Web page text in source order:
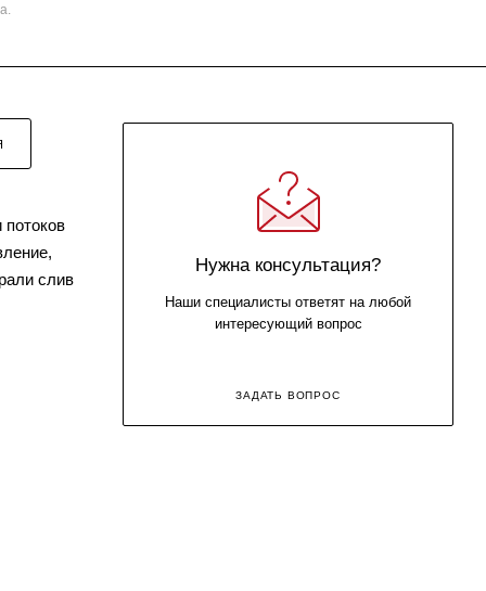
слив
Нужна консультация?
Наши специалисты ответят на любой
интересующий вопрос
ЗАДАТЬ ВОПРОС